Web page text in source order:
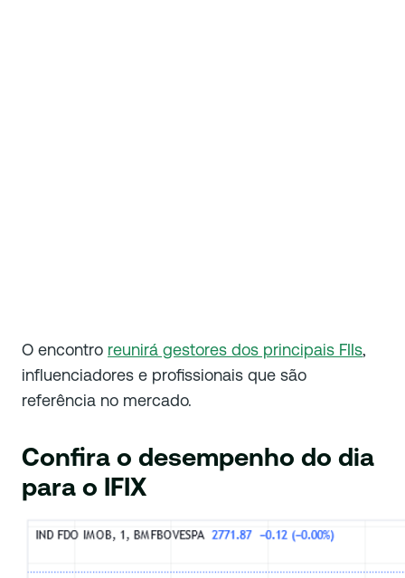
O encontro reunirá gestores dos principais FIIs,
influenciadores e profissionais que são
referência no mercado.
Confira o desempenho do dia
para o IFIX